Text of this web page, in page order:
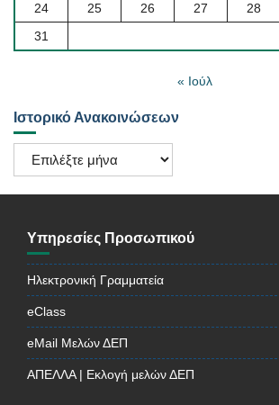
24
25 26 27 28
31
« Ιούλ
Ιστορικό Ανακοινώσεων
Ιστορικό
Ανακοινώσεων
Υπηρεσίες Προσωπικού
Ηλεκτρονική Γραμματεία
eClass
eMail Μελών ΔΕΠ
ΑΠΕΛΛΑ | Εκλογή μελών ΔΕΠ